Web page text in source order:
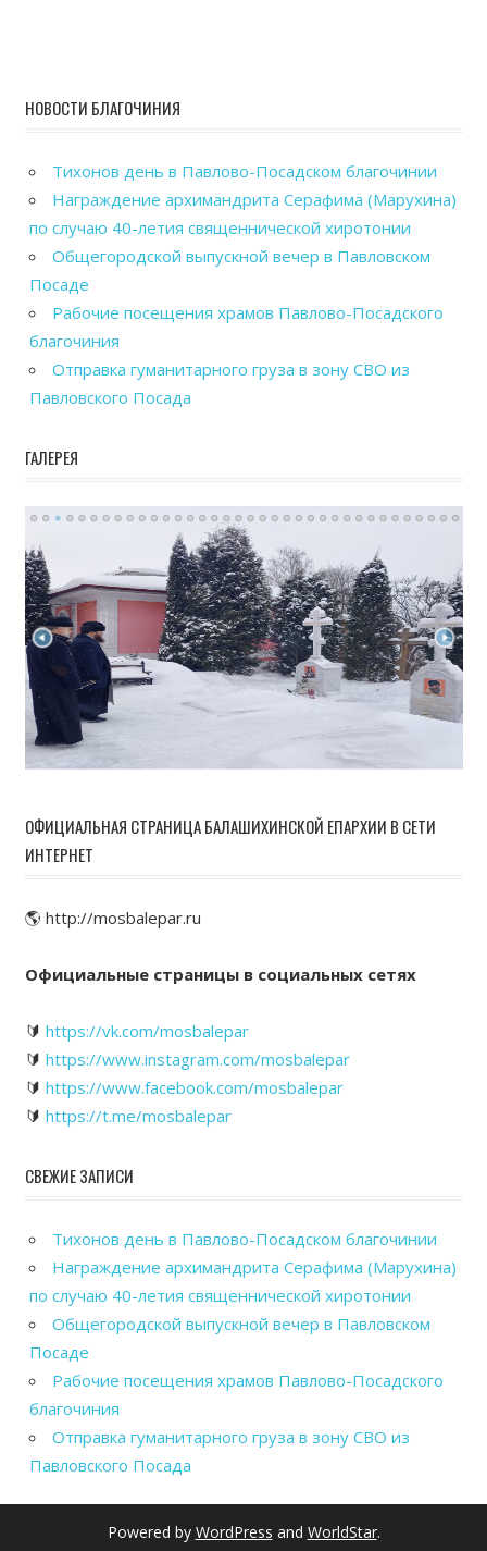
НОВОСТИ БЛАГОЧИНИЯ
Тихонов день в Павлово-Посадском благочинии
Награждение архимандрита Серафима (Марухина)
по случаю 40-летия священнической хиротонии
Общегородской выпускной вечер в Павловском
Посаде
Рабочие посещения храмов Павлово-Посадского
благочиния
Отправка гуманитарного груза в зону СВО из
Павловского Посада
ГАЛЕРЕЯ
ОФИЦИАЛЬНАЯ СТРАНИЦА БАЛАШИХИНСКОЙ ЕПАРХИИ В СЕТИ
ИНТЕРНЕТ
🌎 http://mosbalepar.ru
Официальные страницы в социальных сетях
🔰 https://vk.com/mosbalepar
🔰 https://www.instagram.com/mosbalepar
🔰 https://www.facebook.com/mosbalepar
🔰 https://t.me/mosbalepar
СВЕЖИЕ ЗАПИСИ
Тихонов день в Павлово-Посадском благочинии
Награждение архимандрита Серафима (Марухина)
по случаю 40-летия священнической хиротонии
Общегородской выпускной вечер в Павловском
Посаде
Рабочие посещения храмов Павлово-Посадского
благочиния
Отправка гуманитарного груза в зону СВО из
Павловского Посада
Powered by WordPress and WorldStar.